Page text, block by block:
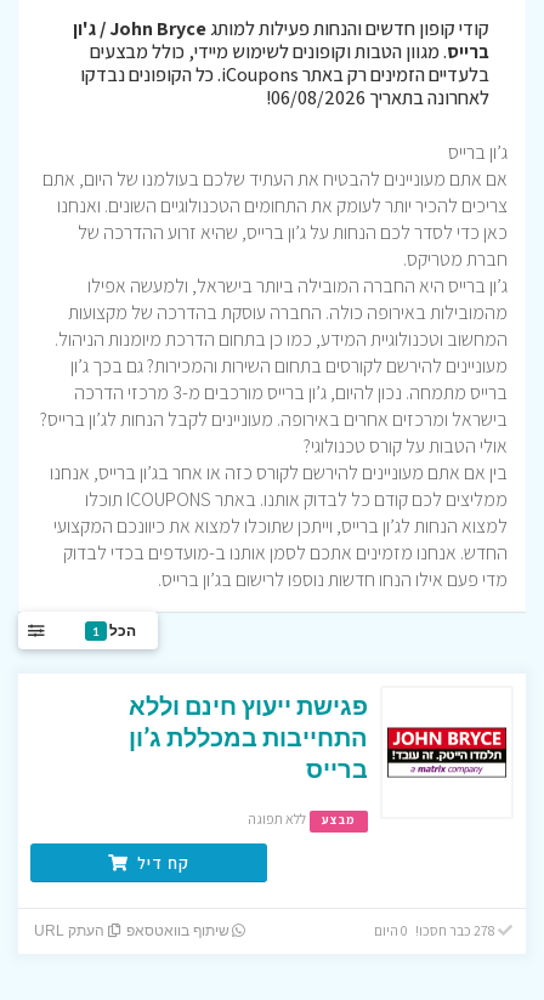
קודי קופון חדשים והנחות פעילות למותג
John Bryce / ג'ון
ברייס. מגוון הטבות וקופונים לשימוש מיידי, כולל מבצעים
בלעדיים הזמינים רק באתר iCoupons. כל הקופונים נבדקו
לאחרונה בתאריך 06/08/2026!
ג’ון ברייס
אם אתם מעוניינים להבטיח את העתיד שלכם בעולמנו של היום, אתם
צריכים להכיר יותר לעומק את התחומים הטכנולוגיים השונים. ואנחנו
כאן כדי לסדר לכם הנחות על ג’ון ברייס, שהיא זרוע ההדרכה של
חברת מטריקס.
ג’ון ברייס היא החברה המובילה ביותר בישראל, ולמעשה אפילו
מהמובילות באירופה כולה. החברה עוסקת בהדרכה של מקצועות
המחשוב וטכנולוגיית המידע, כמו כן בתחום הדרכת מיומנות הניהול.
מעוניינים להירשם לקורסים בתחום השירות והמכירות? גם בכך ג’ון
ברייס מתמחה. נכון להיום, ג’ון ברייס מורכבים מ-3 מרכזי הדרכה
בישראל ומרכזים אחרים באירופה. מעוניינים לקבל הנחות לג’ון ברייס?
אולי הטבות על קורס טכנולוגי?
בין אם אתם מעוניינים להירשם לקורס כזה או אחר בג’ון ברייס, אנחנו
ממליצים לכם קודם כל לבדוק אותנו. באתר ICOUPONS תוכלו
למצוא הנחות לג’ון ברייס, וייתכן שתוכלו למצוא את כיוונכם המקצועי
החדש. אנחנו מזמינים אתכם לסמן אותנו ב-מועדפים בכדי לבדוק
מדי פעם אילו הנחו חדשות נוספו לרישום בג’ון ברייס.
הכל 1
פגישת ייעוץ חינם וללא
התחייבות במכללת ג’ון
ברייס
מבצע ללא תפוגה
קח דיל
278 כבר חסכו! 0 היום שיתוף בוואטסאפ העתק URL